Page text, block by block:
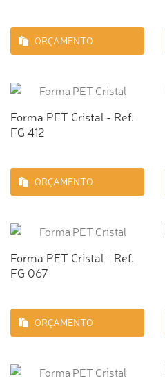
ORÇAMENTO
Forma PET Cristal - Ref.
FG 412
ORÇAMENTO
Forma PET Cristal - Ref.
FG 067
ORÇAMENTO